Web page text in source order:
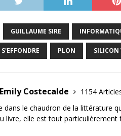
GUILLAUME SIRE
PLON SILICON
Costecalde
1154
dans le chaudron de la littérature
livre, elle est tout particulièrement